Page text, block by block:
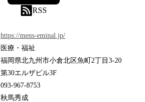
RSS
https://mens-eminal.jp/
医療・福祉
福岡県北九州市小倉北区魚町2丁目3-20
第30エルザビル3F
093-967-8753
秋馬秀成